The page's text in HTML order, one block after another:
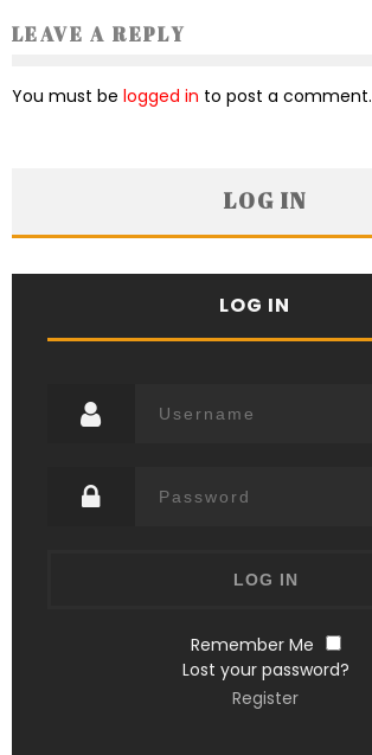
LEAVE A REPLY
You must be logged in to post a comment.
LOG IN
LOG IN
Remember Me
Lost your password?
Register